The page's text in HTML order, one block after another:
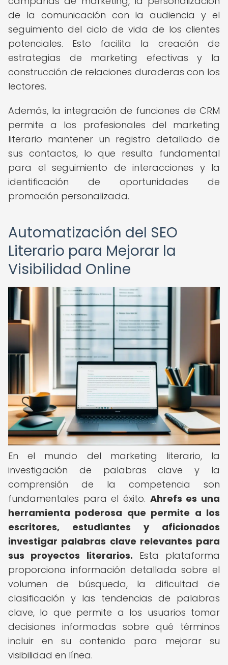
de la comunicación con la audiencia y el
seguimiento del ciclo de vida de los clientes
potenciales. Esto facilita la creación de
estrategias de marketing efectivas y la
construcción de relaciones duraderas con los
lectores.
Además, la integración de funciones de CRM
permite a los profesionales del marketing
literario mantener un registro detallado de
sus contactos, lo que resulta fundamental
para el seguimiento de interacciones y la
identificación de oportunidades de
promoción personalizada.
Automatización del SEO
Literario para Mejorar la
Visibilidad Online
En el mundo del marketing literario, la
investigación de palabras clave y la
comprensión de la competencia son
fundamentales para el éxito. Ahrefs es una
herramienta poderosa que permite a los
escritores, estudiantes y aficionados
investigar palabras clave relevantes para
sus proyectos literarios. Esta plataforma
proporciona información detallada sobre el
volumen de búsqueda, la dificultad de
clasificación y las tendencias de palabras
clave, lo que permite a los usuarios tomar
decisiones informadas sobre qué términos
incluir en su contenido para mejorar su
visibilidad en línea.